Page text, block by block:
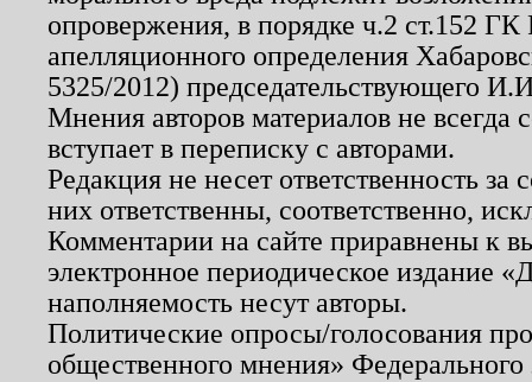
опровержения, в порядке ч.2 ст.152
апелляционного определения
5325/2012) председательствующего
Мнения авторов материалов не
вступает в переписку с авторами.
Редакция не несет ответственность
них ответственны, соответственно,
Комментарии на сайте приравнены к
электронное периодическое издание
наполняемость несут авторы.
Политические опросы/голосования
общественного мнения»